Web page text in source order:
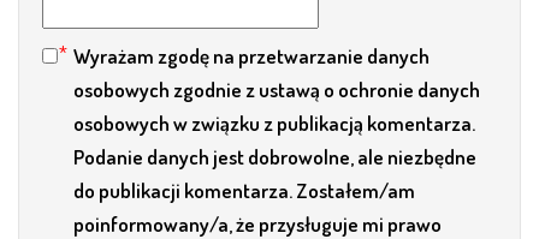
Wyrażam zgodę na przetwarzanie danych
osobowych zgodnie z ustawą o ochronie danych
osobowych w związku z publikacją komentarza.
Podanie danych jest dobrowolne, ale niezbędne
do publikacji komentarza. Zostałem/am
poinformowany/a, że przysługuje mi prawo